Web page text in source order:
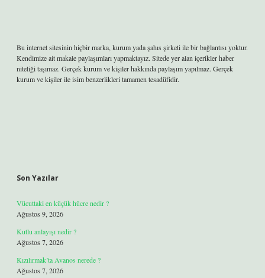
Bu internet sitesinin hiçbir marka, kurum yada şahıs şirketi ile bir bağlantısı yoktur.
Kendimize ait makale paylaşımları yapmaktayız. Sitede yer alan içerikler haber
niteliği taşımaz. Gerçek kurum ve kişiler hakkında paylaşım yapılmaz. Gerçek
kurum ve kişiler ile isim benzerlikleri tamamen tesadüfidir.
Son Yazılar
Vücuttaki en küçük hücre nedir ?
Ağustos 9, 2026
Kutlu anlayışı nedir ?
Ağustos 7, 2026
Kızılırmak’ta Avanos nerede ?
Ağustos 7, 2026